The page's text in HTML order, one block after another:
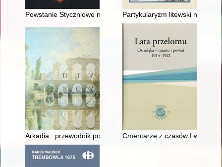
Powstanie Styczniowe na PodlasiuPartykularyzm litewski na
Arkadia : przewodnik po wystawie = Arcadia : exhibition
Cmentarze z czasów I wojny